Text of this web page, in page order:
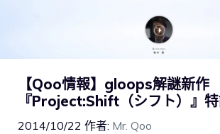
【Qoo情報】gloops解謎新作
『Project:Shift（シフト）』
2014/10/22 作者: Mr. Qoo